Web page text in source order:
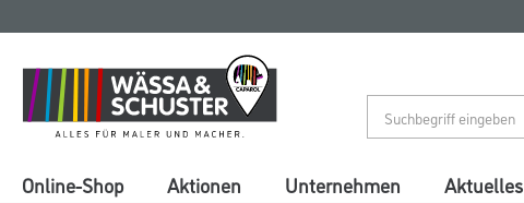
springen
springen
Online-Shop Aktionen Unternehmen Aktuelles